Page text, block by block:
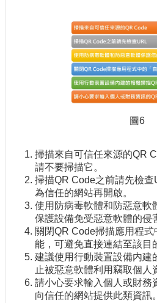
圖6
掃描來自可信任來源的QR
請不要掃描它。
掃描QR Code之前請先檢
為信任的網站再開啟。
使用防病毒軟體和防惡意軟
保護設備免受惡意軟體的侵
關閉QR Code掃描應用程
能，可避免直接連結至該目
建議使用行動裝置設備内建
止被惡意軟體利用竊取個人
請小心要求輸入個人或財務
向信任的網站提供此類資訊。